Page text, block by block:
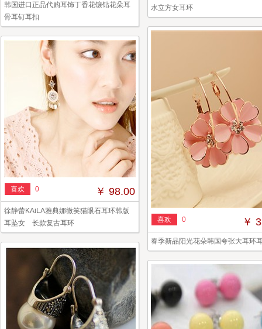
水立方女耳环
韩国进口正品代购耳饰丁香花镶钻花朵耳
骨耳钉耳扣
喜欢 0 ￥
春季新品阳光花朵韩国夸张大耳环
喜欢 0 ￥ 98.00
徐静蕾KAiLA雅典娜微笑猫眼石耳环韩版
耳坠女 长款复古耳环